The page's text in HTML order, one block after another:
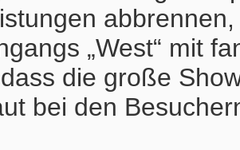
„West“ mit
die große
bei den